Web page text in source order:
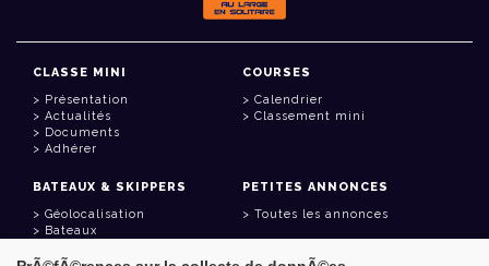
CLASSE MINI
Présentation
Actualités
Documents
Adhérer
COURSES
Calendrier
Classement mini
BATEAUX & SKIPPERS
Géolocalisation
Bateaux
PETITES ANNONCES
Toutes les annonces